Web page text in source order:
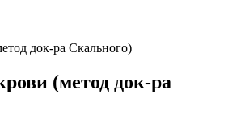
док-ра Скального)
(метод док-ра